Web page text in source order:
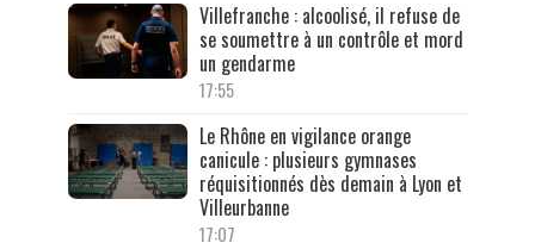
Villefranche : alcoolisé, il refuse de
se soumettre à un contrôle et mord
un gendarme
17:55
Le Rhône en vigilance orange
canicule : plusieurs gymnases
réquisitionnés dès demain à Lyon et
Villeurbanne
17:07